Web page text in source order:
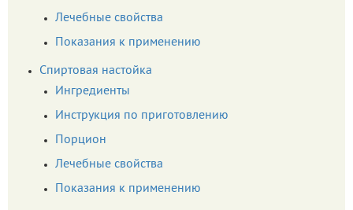
Лечебные свойства
Показания к применению
Спиртовая настойка
Ингредиенты
Инструкция по приготовлению
Порцион
Лечебные свойства
Показания к применению